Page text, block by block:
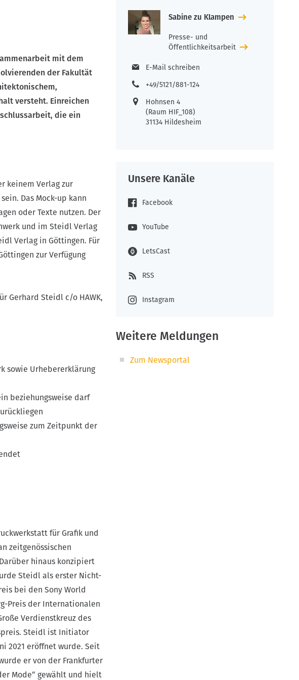
mit dem
der Fakultät
versteht. Einreichen
die ein
keinem Verlag zur
Das Mock-up kann
oder Texte nutzen. Der
und im Steidl Verlag
Verlag in Göttingen. Für
zur Verfügung
Gerhard Steidl c/o HAWK,
sowie Urhebererklärung
beziehungsweise darf
zum Zeitpunkt der
für Grafik und
zeitgenössischen
hinaus konzipiert
Steidl als erster Nicht-
bei den Sony World
Preis der Internationalen
Verdienstkreuz des
Steidl ist Initiator
2021 eröffnet wurde. Seit
er von der Frankfurter
Mode“ gewählt und hielt
Sabine zu Klampen
Presse- und
Öffentlichkeitsarbeit
E-Mail schreiben
+49/5121/881-124
Hohnsen 4
(Raum HIF_108)
31134 Hildesheim
Unsere Kanäle
Facebook
YouTube
LetsCast
RSS
Instagram
Weitere Meldungen
Zum Newsportal